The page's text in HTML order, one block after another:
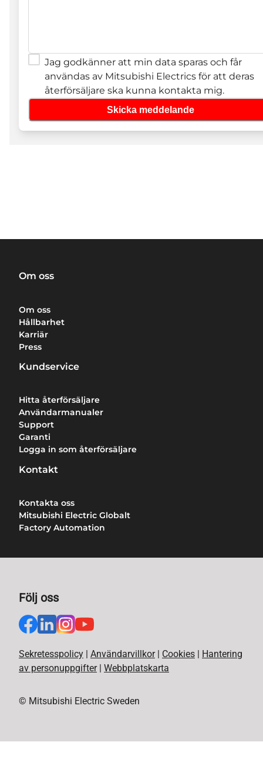
Jag godkänner att min data sparas och får
användas av Mitsubishi Electrics för att deras
återförsäljare ska kunna kontakta mig.
Skicka meddelande
Om oss
Om oss
Hållbarhet
Karriär
Press
Kundservice
Hitta återförsäljare
Användarmanualer
Support
Garanti
Logga in som återförsäljare
Kontakt
Kontakta oss
Mitsubishi Electric Globalt
Factory Automation
Följ oss
Sekretesspolicy | Användarvillkor | Cookies | Hantering
av personuppgifter | Webbplatskarta
© Mitsubishi Electric Sweden